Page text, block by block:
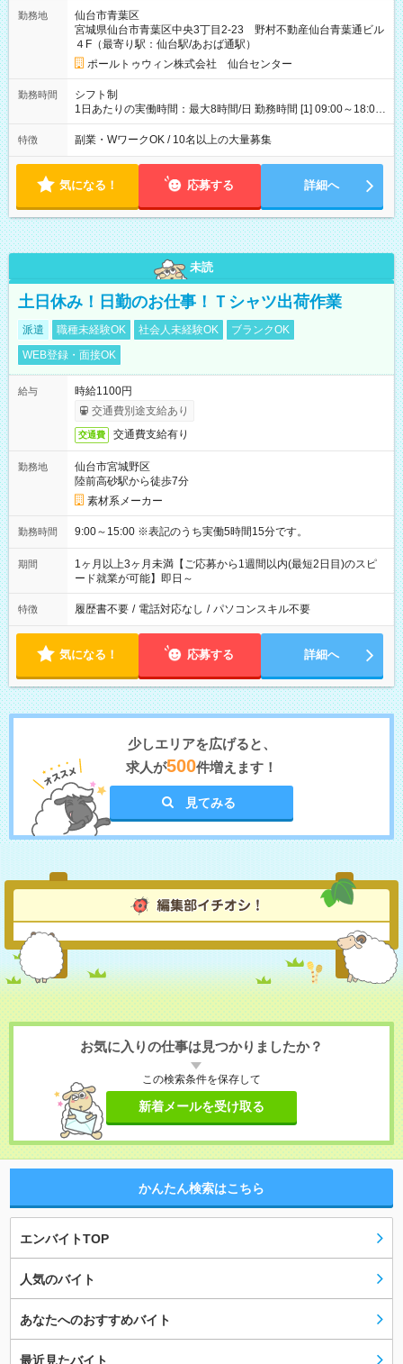
勤務地
仙台市青葉区
宮城県仙台市青葉区中央3丁目2-23 野村不動産仙台青葉通ビル
４F（最寄り駅：仙台駅/あおば通駅）
ポールトゥウィン株式会社 仙台センター
勤務時間
シフト制
1日あたりの実働時間：最大8時間/日 勤務時間 [1] 09:00～18:00
[2] 10:00～19:00 [3] 10:30～19:30 最低勤務日数(週)：2日 【シ
フトの決め方】 シフトサイクル：1ヶ月 シフト提出期限：シフ
・昼休憩1時間、その他小休憩あり
特徴 副業・WワークOK / 10名以上の大量募集
気になる！ 応募する 詳細へ
未読
土日休み！日勤のお仕事！Ｔシャツ出荷作業
派遣 職種未経験OK 社会人未経験OK
ブランクOK
WEB登録・面接OK
給与
時給1100円
交通費別途支給あり
交通費 交通費支給有り
勤務地
仙台市宮城野区
陸前高砂駅から徒歩7分
素材系メーカー
勤務時間 9:00～15:00 ※表記のうち実働5時間15分です。
期間
1ヶ月以上3ヶ月未満【ご応募から1週間以内(最短2日目)のスピ
ード就業が可能】即日～
特徴 履歴書不要 / 電話対応なし / パソコンスキル不要
気になる！ 応募する 詳細へ
少しエリアを広げると、
求人が500件増えます！
見てみる
お気に入りの仕事は見つかりましたか？
この検索条件を保存して
新着メールを受け取る
かんたん検索はこちら
エンバイトTOP
人気のバイト
あなたへのおすすめバイト
最近見たバイト